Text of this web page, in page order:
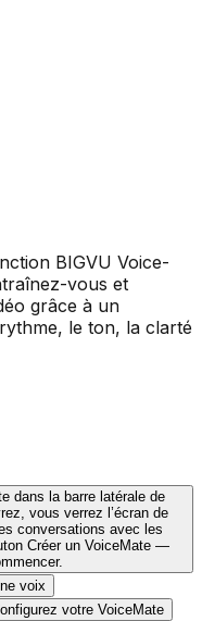
BIGVU Voice-
vous et
grâce à un
le ton, la clarté
dans la barre latérale de
vous verrez l’écran de
conversations avec les
Créer un VoiceMate —
voix
votre VoiceMate